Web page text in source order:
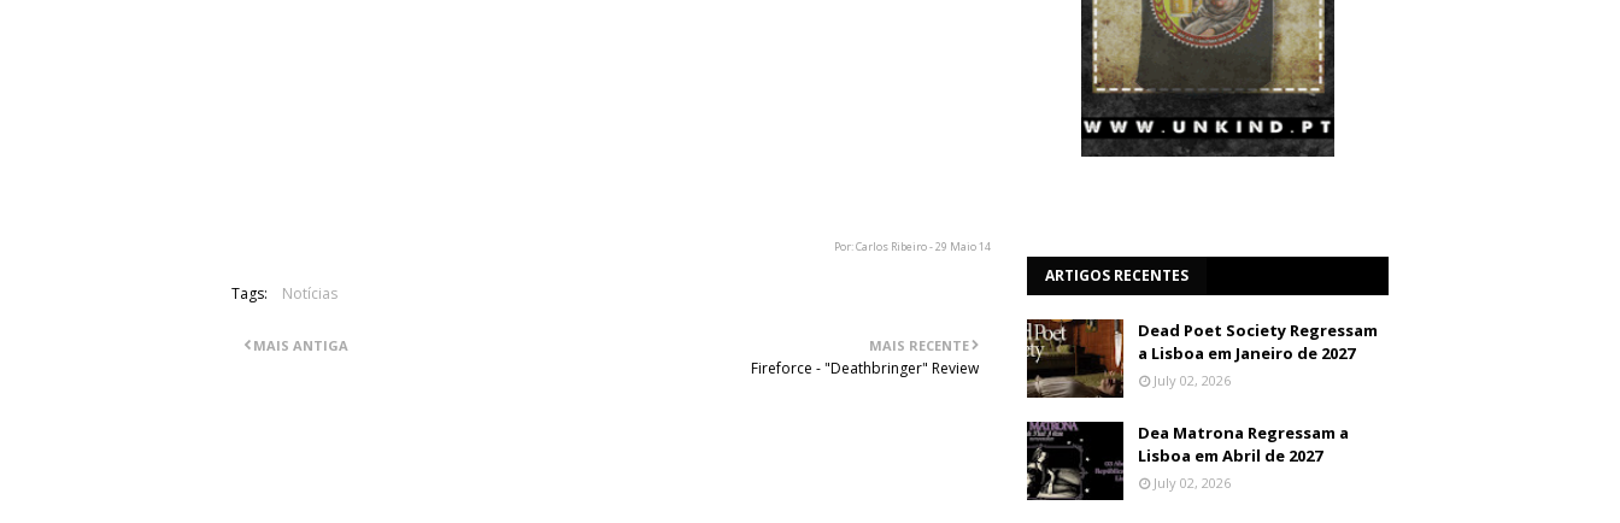
Por: Carlos Ribeiro - 29 Maio 14
Tags: Notícias
MAIS RECENTE
Fireforce - "Deathbringer" Review
MAIS ANTIGA
ARTIGOS RECENTES
Dead Poet Society Regressam
a Lisboa em Janeiro de 2027
July 02, 2026
Dea Matrona Regressam a
Lisboa em Abril de 2027
July 02, 2026